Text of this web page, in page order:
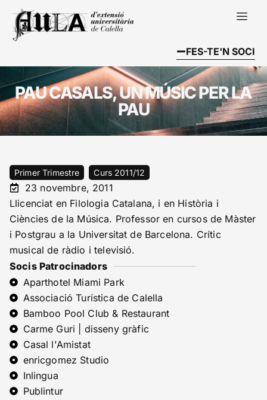
FES-TE'N SOCI
PAU CASALS, UN MÚSIC PER LA
PAU
Primer Trimestre Curs 2011/12
23 novembre, 2011
Llicenciat en Filologia Catalana, i en Història i
Ciències de la Música. Professor en cursos de Màster
i Postgrau a la Universitat de Barcelona. Crític
musical de ràdio i televisió.
Socis Patrocinadors
Aparthotel Miami Park
Associació Turística de Calella
Bamboo Pool Club & Restaurant
Carme Guri | disseny gràfic
Casal l'Amistat
enricgomez Studio
Inlingua
Publintur